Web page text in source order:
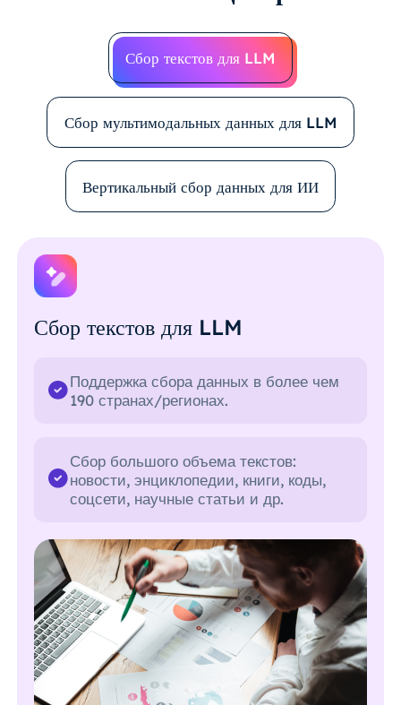
Сбор текстов для LLM
Сбор мультимодальных данных для LLM
Вертикальный сбор данных для ИИ
Сбор текстов для LLM
Поддержка сбора данных в более чем
190 странах/регионах.
Сбор большого объема текстов:
новости, энциклопедии, книги, коды,
соцсети, научные статьи и др.